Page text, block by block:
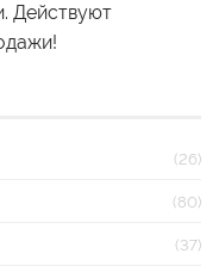
Действуют
(26)
(80)
(37)